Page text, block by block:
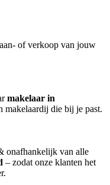
of verkoop van jouw
makelaar in
makelaardij die bij je past.
onafhankelijk van alle
– zodat onze klanten het